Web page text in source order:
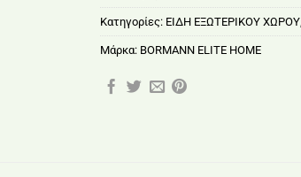
Κατηγορίες: ΕΙΔΗ ΕΞΩΤΕΡΙΚΟΥ ΧΩΡΟΥ
Μάρκα: BORMANN ELITE HOME